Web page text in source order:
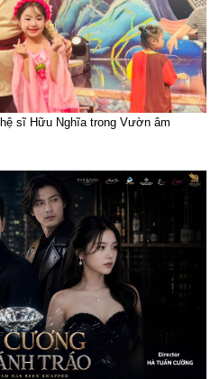
sĩ Hữu Nghĩa trong Vườn âm